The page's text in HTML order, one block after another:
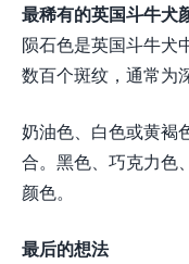
最稀有的英国斗牛犬
陨石色是英国斗牛犬
数百个斑纹，通常为
奶油色、白色或黄褐
合。黑色、巧克力色
颜色。
最后的想法